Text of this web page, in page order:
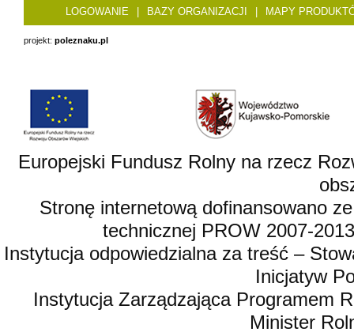
LOGOWANIE BAZY ORGANIZACJI MAPY
projekt: poleznaku.pl
Europejski Fundusz Rolny na rzecz
Stronę internetową dofinansowano
technicznej PROW 2007-
Instytucja odpowiedzialna za treść –
Inicjatyw
Instytucja Zarządzająca Programem
Minister